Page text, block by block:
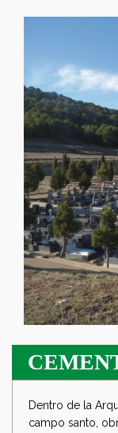
Dentro de la
campo santo,